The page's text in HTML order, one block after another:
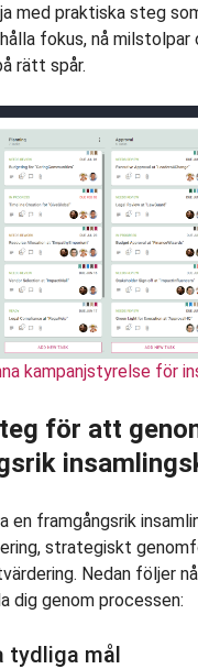
med praktiska steg
fokus, nå milstolpar
rätt spår.
kampanjstyrelse för
för att
en framgångsrik
strategiskt
Nedan följer
dig genom processen:
tydliga mål